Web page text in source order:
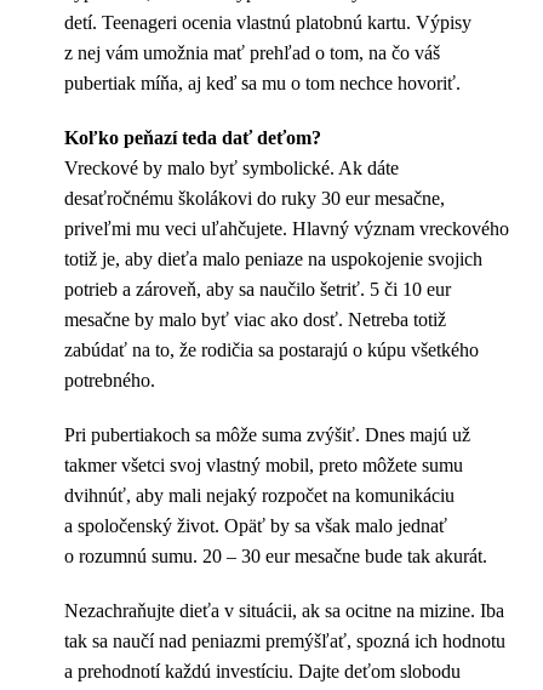
detí. Teenageri ocenia vlastnú platobnú kartu. Výpisy
z nej vám umožnia mať prehľad o tom, na čo váš
pubertiak míňa, aj keď sa mu o tom nechce hovoriť.
Koľko peňazí teda dať deťom?
Vreckové by malo byť symbolické. Ak dáte
desaťročnému školákovi do ruky 30 eur mesačne,
priveľmi mu veci uľahčujete. Hlavný význam vreckového
totiž je, aby dieťa malo peniaze na uspokojenie svojich
potrieb a zároveň, aby sa naučilo šetriť. 5 či 10 eur
mesačne by malo byť viac ako dosť. Netreba totiž
zabúdať na to, že rodičia sa postarajú o kúpu všetkého
potrebného.
Pri pubertiakoch sa môže suma zvýšiť. Dnes majú už
takmer všetci svoj vlastný mobil, preto môžete sumu
dvihnúť, aby mali nejaký rozpočet na komunikáciu
a spoločenský život. Opäť by sa však malo jednať
o rozumnú sumu. 20 – 30 eur mesačne bude tak akurát.
Nezachraňujte dieťa v situácii, ak sa ocitne na mizine. Iba
tak sa naučí nad peniazmi premýšľať, spozná ich hodnotu
a prehodnotí každú investíciu. Dajte deťom slobodu